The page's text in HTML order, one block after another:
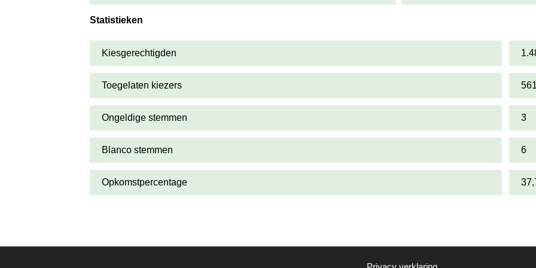
Statistieken
Kiesgerechtigden
Toegelaten kiezers 561
Ongeldige stemmen 3
Blanco stemmen 6
Opkomstpercentage